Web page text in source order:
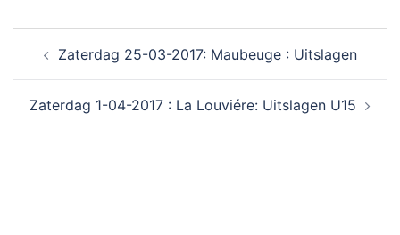
Zaterdag 25-03-2017: Maubeuge : Uitslagen
Zaterdag 1-04-2017 : La Louviére: Uitslagen U15